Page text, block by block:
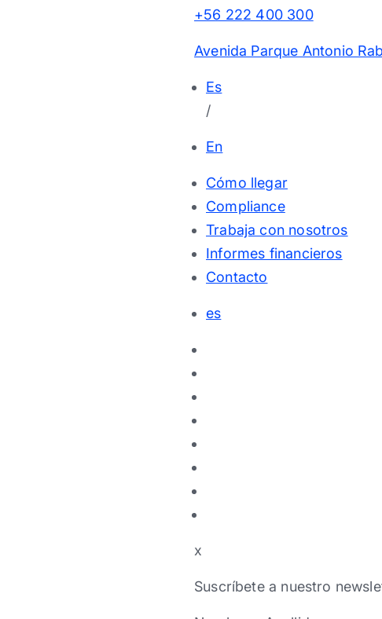
+56 222 400 300
Avenida Parque Antonio
Es
/
En
Cómo llegar
Compliance
Trabaja con nosotros
Informes financieros
Contacto
es
x
Suscríbete a nuestro